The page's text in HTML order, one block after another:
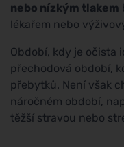
nebo nízkým tlakem
lékařem nebo
Období, kdy je očista
přechodová období,
přebytků. Není však
náročném období,
těžší stravou nebo